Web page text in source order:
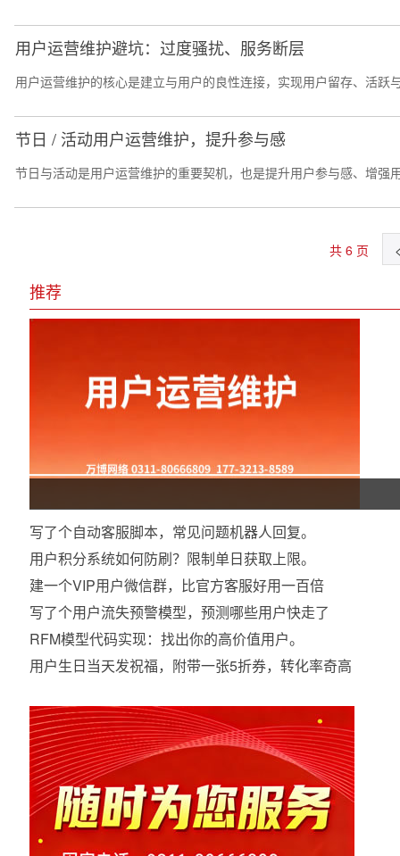
用户运营维护避坑：过度骚扰、服务断层
用户运营维护的核心是建立与用户的良性连接，实现用户留存、活
节日 / 活动用户运营维护，提升参与感
节日与活动是用户运营维护的重要契机，也是提升用户参与感、增强
共 6 页
推荐
写了个自动客服脚本，常见问题机器人回复。
用户积分系统如何防刷？限制单日获取上限。
建一个VIP用户微信群，比官方客服好用一百倍
写了个用户流失预警模型，预测哪些用户快走了
RFM模型代码实现：找出你的高价值用户。
用户生日当天发祝福，附带一张5折券，转化率奇高